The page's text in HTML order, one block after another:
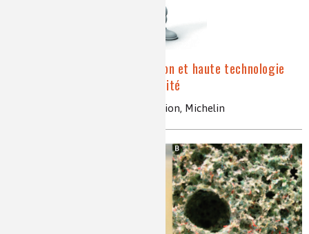
Le pneumatique : innovation et haute technologie
pour faire progresser la mobilité
pneumatique, composite, innovation, Michelin